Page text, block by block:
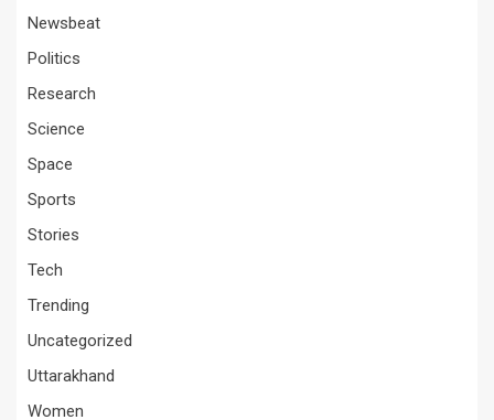
Newsbeat
Politics
Research
Science
Space
Sports
Stories
Tech
Trending
Uncategorized
Uttarakhand
Women